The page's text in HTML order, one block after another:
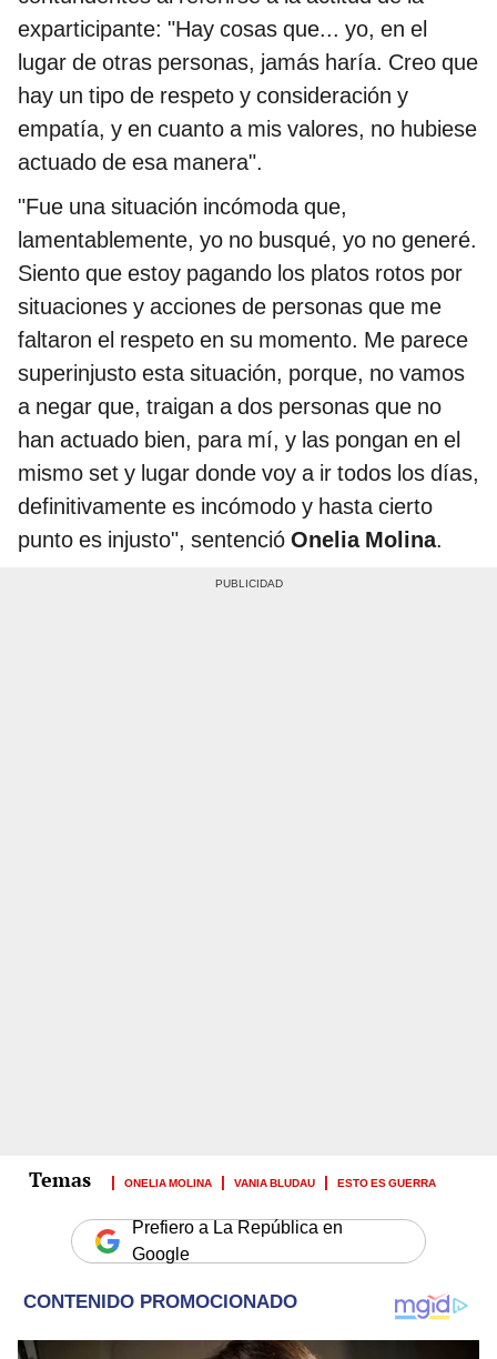
exparticipante: "Hay cosas que... yo, en el
lugar de otras personas, jamás haría. Creo que
hay un tipo de respeto y consideración y
empatía, y en cuanto a mis valores, no hubiese
actuado de esa manera".
"Fue una situación incómoda que,
lamentablemente, yo no busqué, yo no generé.
Siento que estoy pagando los platos rotos por
situaciones y acciones de personas que me
faltaron el respeto en su momento. Me parece
superinjusto esta situación, porque, no vamos
a negar que, traigan a dos personas que no
han actuado bien, para mí, y las pongan en el
mismo set y lugar donde voy a ir todos los días,
definitivamente es incómodo y hasta cierto
punto es injusto", sentenció Onelia Molina.
ONELIA MOLINA VANIA BLUDAU ESTO ES GUERRA
Prefiero a La República en
Google